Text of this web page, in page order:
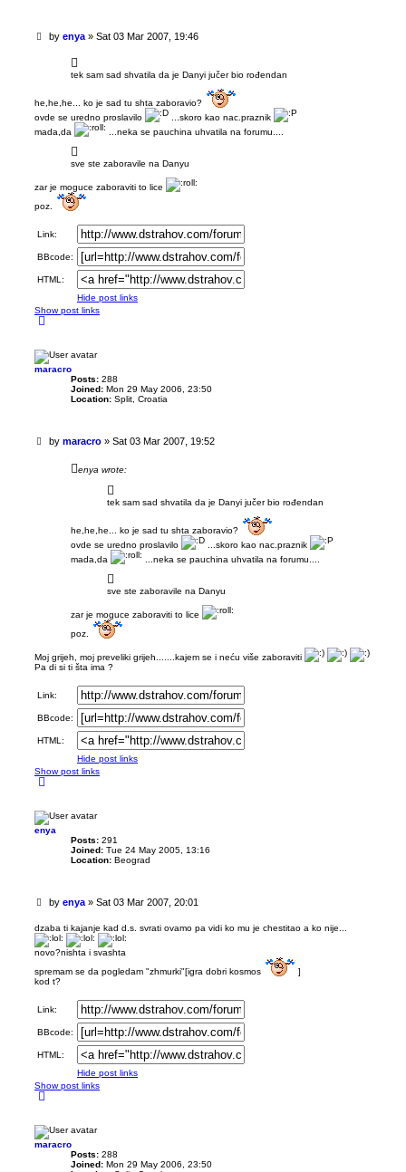
U
d
o
s
by enya» Sat 03 Mar 2007, 19:46
tek sam sad shvatila da je Danyi jučer bio rođendan
he,he,he... ko je sad tu shta zaboravio?
ovde se uredno proslavilo
...skoro kao nac.praznik
mada,da
...neka se pauchina uhvatila na forumu....
sve ste zaboravile na Danyu
zar je moguce zaboraviti to lice
poz.
Link:
BBcode:
HTML:
Hide post links
Show post links
maracro
Posts: 288
Joined: Mon 29 May 2006, 23:50
Location: Split, Croatia
Uby maracro» Sat 03 Mar 2007, 19:52
enya wrote:
tek sam sad shvatila da je Danyi jučer bio rođendan
he,he,he... ko je sad tu shta zaboravio?
ovde se uredno proslavilo
...skoro kao nac.praznik
mada,da
...neka se pauchina uhvatila na forumu....
sve ste zaboravile na Danyu
zar je moguce zaboraviti to lice
poz.
Moj grijeh, moj preveliki grijeh.......kajem se i neću više zaboraviti
Pa di si ti šta ima ?
Link:
BBcode:
HTML:
Hide post links
Show post links
enya
Posts: 291
Joined: Tue 24 May 2005, 13:16
Location: Beograd
U
r
e
a
p
t
by enya» Sat 03 Mar 2007, 20:01
dzaba ti kajanje kad d.s. svrati ovamo pa vidi ko mu je chestitao a ko nije...
novo?nishta i svashta
spremam se da pogledam "zhmurki"[igra dobri kosmos
]
kod t?
Link:
BBcode:
HTML:
Hide post links
Show post links
maracro
Posts: 288
Joined: Mon 29 May 2006, 23:50